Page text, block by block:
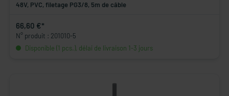
48V, PVC, filetage PG3/8, 5m de câble
66,60 €*
N° produit : 201010-5
Disponible (1 pcs.), délai de livraison 1-3 jours